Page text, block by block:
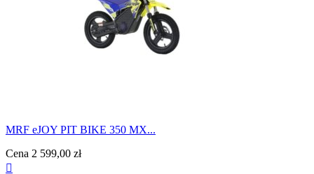
MRF eJOY PIT BIKE 350 MX...
Cena 2 599,00 zł
